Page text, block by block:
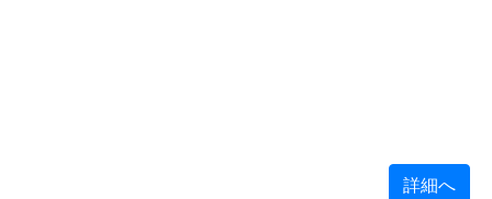
詳細へ